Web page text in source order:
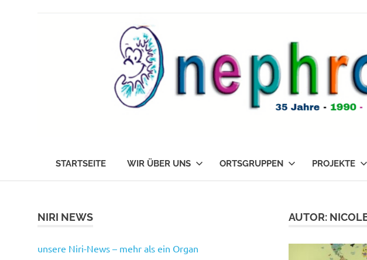
nephrokids
Nordrhein-
Westafalen
STARTSEITE WIR ÜBER UNS ORTSGRUPPEN PROJEKTE
AUTOR:
NIRI NEWS
unsere Niri-News – mehr als ein Organ